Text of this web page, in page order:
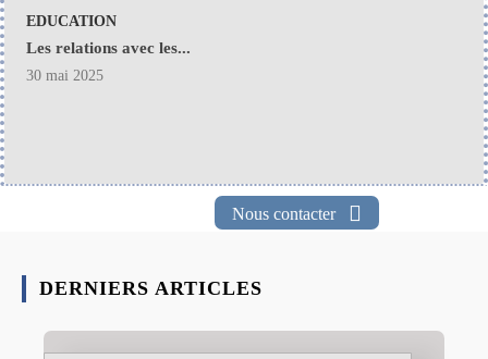
EDUCATION
Les relations avec les...
30 mai 2025
Nous contacter
DERNIERS ARTICLES